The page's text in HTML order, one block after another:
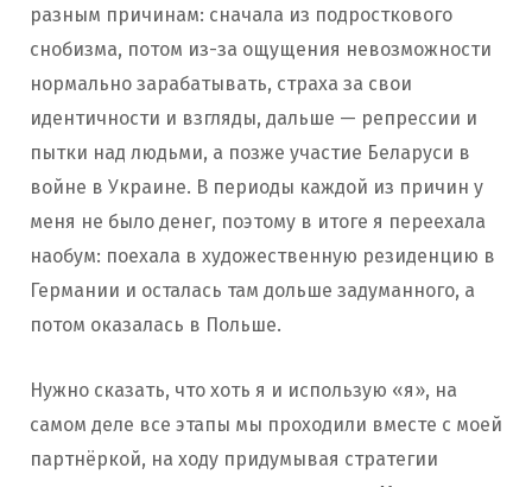
разным причинам: сначала из подросткового
снобизма, потом из-за ощущения невозможности
нормально зарабатывать, страха за свои
идентичности и взгляды, дальше — репрессии и
пытки над людьми, а позже участие Беларуси в
войне в Украине. В периоды каждой из причин у
меня не было денег, поэтому в итоге я переехала
наобум: поехала в художественную резиденцию в
Германии и осталась там дольше задуманного, а
потом оказалась в Польше.
Нужно сказать, что хоть я и использую «я», на
самом деле все этапы мы проходили вместе с моей
партнёркой, на ходу придумывая стратегии